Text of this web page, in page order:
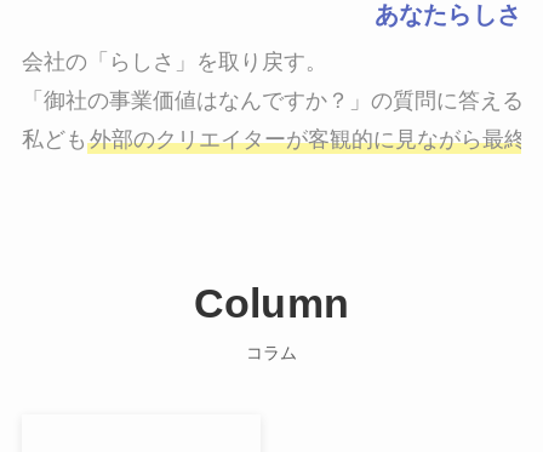
あなたらしさ
会社の「らしさ」を取り戻す。
「御社の事業価値はなんですか？」の質問に答える
私ども 外部のクリエイターが客観的に見ながら最終
Column
コラム